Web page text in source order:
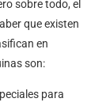
sobre todo, el
que existen
en
son:
para